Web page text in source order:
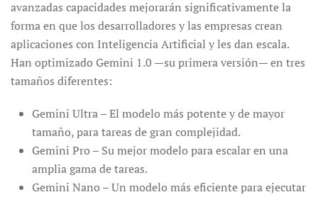
avanzadas capacidades mejorarán significativamente la
forma en que los desarrolladores y las empresas crean
aplicaciones con Inteligencia Artificial y les dan escala.
Han optimizado Gemini 1.0 —su primera versión— en tres
tamaños diferentes:
Gemini Ultra – El modelo más potente y de mayor
tamaño, para tareas de gran complejidad.
Gemini Pro – Su mejor modelo para escalar en una
amplia gama de tareas.
Gemini Nano – Un modelo más eficiente para ejecutar